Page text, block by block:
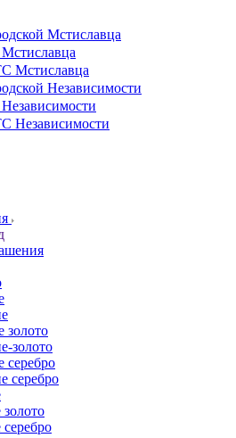
Мстиславца
Мстиславца
Независимости
Независимости
золото
золото
серебро
серебро
золото
серебро